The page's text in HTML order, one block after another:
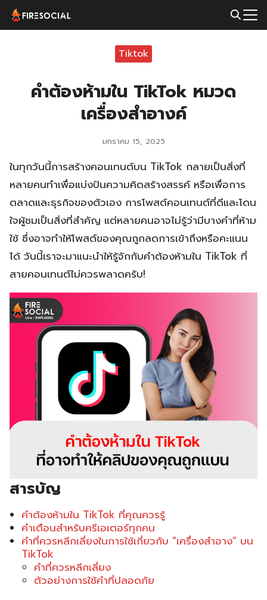
Skip
Tiktok
คำต้องห้ามใน TikTok หมวด
เครื่องสำอางค์
มกราคม 15, 2025
ในทุกวันนี้การสร้างคอนเทนต์บน TikTok กลายเป็นสิ่งที่
หลายคนทำเพื่อแบ่งปันความคิดสร้างสรรค์ หรือเพื่อการ
ตลาดและธุรกิจของตัวเอง การโพสต์คอนเทนต์ที่ดีและโดน
ใจผู้ชมเป็นสิ่งที่สำคัญ แต่หลายคนอาจไม่รู้ว่ามีบางคำที่ห้าม
ใช้ ซึ่งอาจทำให้โพสต์ของคุณถูกลดการเข้าถึงหรือคะแนน
ได้ วันนี้เราจะมาแนะนำให้รู้จักกับคำต้องห้ามใน TikTok ที่
สายคอนเทนต์ไม่ควรพลาดครับ!
สารบัญ
คำต้องห้ามใน TikTok ที่คุณควรรู้
คำเตือนสำหรับครีเอเตอร์ทุกคน
คำที่ควรหลีกเลี่ยงในการใช้เกี่ยวกับ “เครื่องสำอาง” บน
TikTok
คำที่ควรหลีกเลี่ยง
ตัวอย่างการใช้คำที่ปลอดภัย